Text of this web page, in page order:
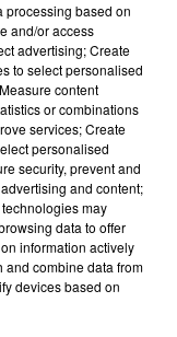
CHOOZ
centrale
Une situation
est toujours
processing based on
and/or access
advertising; Create
to select personalised
content
or combinations
services; Create
personalised
security, prevent and
and content;
may
data to offer
information actively
and combine data from
devices based on